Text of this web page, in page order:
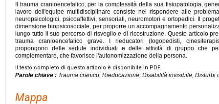
Il trauma cranioencefalico, per la complessità della sua fisiopatologia,
lavoro dell'equipe multidisciplinare consiste nel rispondere alle
neuropsicologici, psicoaffettivi, sensoriali, neuromotori e ortopedici. Il
dimensione biopsicosociale, per proporre un accompagnamento
lungo tutto il suo percorso di risveglio e di ricostruzione. Questo articolo
trauma cranioencefalico grave. I rieducatori (logopedisti,
propongono delle sedute individuali e delle attività di gruppo che
complementare, che favorisce l'autonomizzazione della persona.
Il testo completo di questo articolo è disponibile in PDF.
Parole chiave : Trauma cranico, Rieducazione, Disabilità invisibile, Disturbi
Mappa